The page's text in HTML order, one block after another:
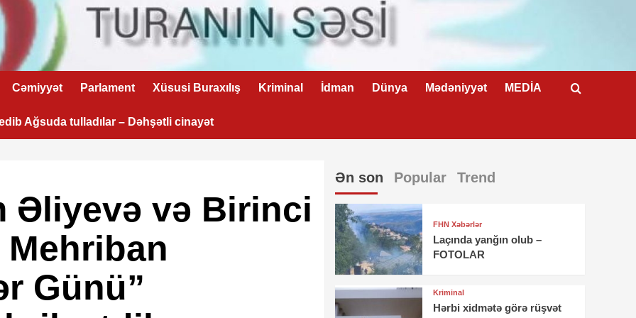
Cəmiyyət Parlament Xüsusi Buraxılış Kriminal İdman Dünya Mədəniyyət MEDİA
Ağsuda tulladılar – Dəhşətli cinayət
Əliyevə və Birinci
Günü”
Ən son Popular Trend
FHN Xəbərlər
Laçında yanğın olub –
FOTOLAR
Kriminal
Hərbi xidmətə görə rüşvət